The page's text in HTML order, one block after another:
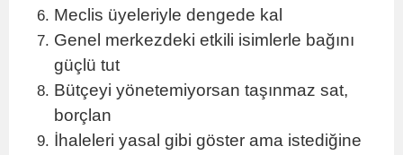
Meclis üyeleriyle dengede kal
Genel merkezdeki etkili isimlerle bağını
güçlü tut
Bütçeyi yönetemiyorsan taşınmaz sat,
borçlan
İhaleleri yasal gibi göster ama istediğine